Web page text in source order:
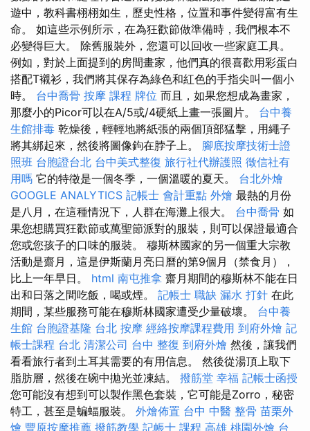
遊中，教科書栩栩如生，歷史性格，位置和事件變得富有生
命。 如這些示例所示，在為狂歡節做準備時，我們根本不
必變得巨大。 除舊服裝外，您還可以回收一些家庭工具。
例如，對於上面提到的房間畫家，他們真的很喜歡用彩蛋白
搭配T襯衫，我們將其保存為綠色和紅色的手指尖叫一個小
時。 台中喬骨 按摩 課程 牌位 而且，如果您想成為畫家，
那麼小的Picor可以在A/5或/4硬紙上畫一張圖片。 台中養
生館排毒 乾燥後，輕輕地將紙張的兩個頂部猛擊，用繩子
將其綁起來，然後將圖像鉤在脖子上。 腳底按摩技術士證
照班 台胞證台北 台中美式整復 旅行社代辦護照 徵信社有
用嗎 它的特徵是一個冬季，一個溫暖的夏天。 台北外燴
GOOGLE ANALYTICS 記帳士 會計重點 外燴 最熱的月份
是八月，在這種情況下，人群在海灘上很大。 台中喬骨 如
果您想購買狂歡節或萬聖節派對的服裝，則可以保證最適合
您或您孩子的口味的服裝。 穆斯林國家的另一個重大宗教
活動是齋月，這是伊斯蘭月亮日曆的第9個月（禁食月），
比上一年早日。 html 南屯推拿 齋月期間的穆斯林不能在日
出和日落之間吃飯，喝或煙。 記帳士 職缺 漏水 打針 在此
期間，某些服務可能在穆斯林國家遭受少量破壞。 台中養
生館 台胞證基隆 台北 按摩 經絡按摩課程費用 到府外燴 記
帳士課程 台北 清潔公司 台中 整復 到府外燴 然後，讓我們
看看旅行者到土耳其需要的有用信息。 然後從湯頂上取下
脂肪層，然後在碗中拋光並凍結。 撥筋堂 幸福 記帳士函授
您可能沒有想到可以製作黑色套裝，它可能是Zorro，秘密
特工，甚至是蝙蝠服裝。 外燴佈置 台中 中醫 整骨 苗栗外
燴 豐原按摩推薦 撥筋教學 記帳士 課程 高雄 桃園外燴 台